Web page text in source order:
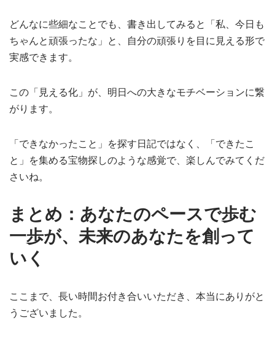
どんなに些細なことでも、書き出してみると「私、今日も
ちゃんと頑張ったな」と、自分の頑張りを目に見える形で
実感できます。
この「見える化」が、明日への大きなモチベーションに繋
がります。
「できなかったこと」を探す日記ではなく、「できたこ
と」を集める宝物探しのような感覚で、楽しんでみてくだ
さいね。
まとめ：あなたのペースで歩む
一歩が、未来のあなたを創って
いく
ここまで、長い時間お付き合いいただき、本当にありがと
うございました。